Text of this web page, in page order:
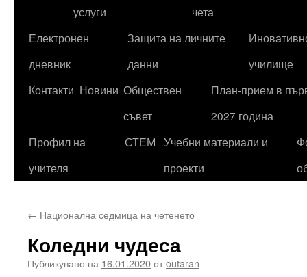
съдържаниетоуслуги
чета
Електронен
дневник
Защита на личните
данни
училище
Контакти Новини Обществен
съвет
План-прием в
2027 година
Профил на
учителя
СТЕМ Учебни материали и
проекти
← Национална седмица на четенето
Коледни чудеса
Публикувано на 16.01.2020отoutaran